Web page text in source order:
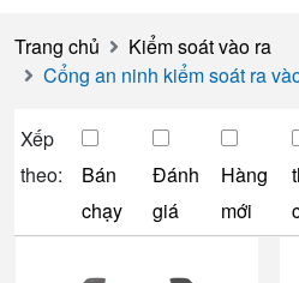
Trang chủ
Kiểm soát vào ra
Cổng an ninh kiểm soát ra
Xếp
theo:
Bán
chạy
Đánh
giá
Hàng
mới